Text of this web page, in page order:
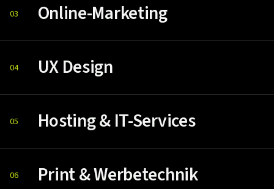
03 Online-Marketing
04 UX Design
05 Hosting & IT-Services
06 Print & Werbetechnik